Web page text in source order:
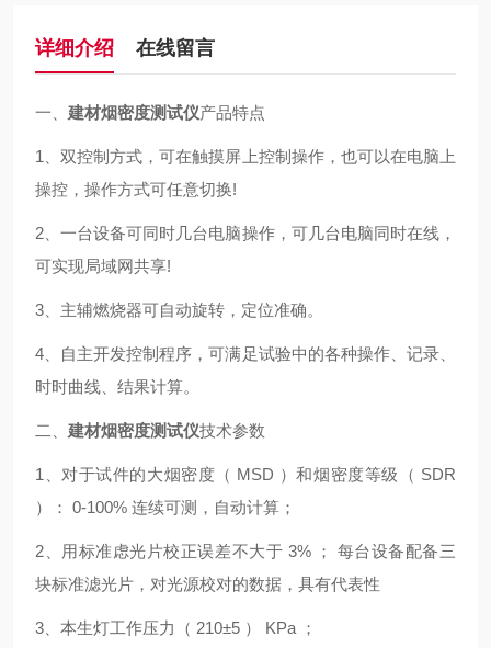
详细介绍 在线留言
一、 建材烟密度测试仪产品特点
1、双控制方式，可在触摸屏上控制操作，也可以在电脑上
操控，操作方式可任意切换!
2、一台设备可同时几台电脑操作，可几台电脑同时在线，
可实现局域网共享!
3、主辅燃烧器可自动旋转，定位准确。
4、自主开发控制程序，可满足试验中的各种操作、记录、
时时曲线、结果计算。
二、 建材烟密度测试仪技术参数
1、对于试件的大烟密度（ MSD ）和烟密度等级（ SDR
）： 0-100% 连续可测，自动计算；
2、用标准虑光片校正误差不大于 3% ； 每台设备配备三
块标准滤光片，对光源校对的数据，具有代表性
3、本生灯工作压力（ 210±5 ） KPa ；